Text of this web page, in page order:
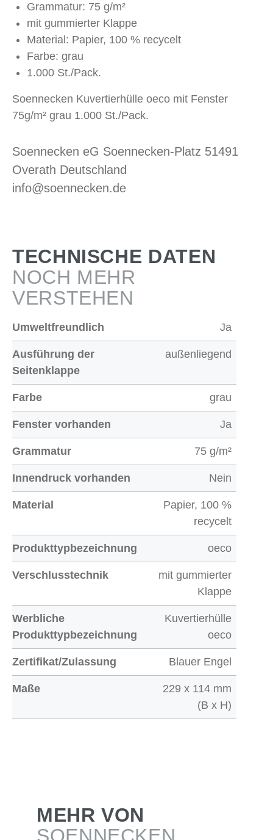
Grammatur: 75 g/m²
mit gummierter Klappe
Material: Papier, 100 % recycelt
Farbe: grau
1.000 St./Pack.
Soennecken Kuvertierhülle oeco mit Fenster
75g/m² grau 1.000 St./Pack.
Soennecken eG Soennecken-Platz 51491
Overath Deutschland
info@soennecken.de
TECHNISCHE DATEN
NOCH MEHR
VERSTEHEN
Umweltfreundlich Ja
Ausführung der
Seitenklappe
außenliegend
Farbe grau
Fenster vorhanden Ja
Grammatur 75 g/m²
Innendruck vorhanden Nein
Material
Papier, 100 %
recycelt
Produkttypbezeichnung oeco
Verschlusstechnik
mit gummierter
Klappe
Werbliche
Produkttypbezeichnung
Kuvertierhülle
oeco
Zertifikat/Zulassung Blauer Engel
Maße
229 x 114 mm
(B x H)
MEHR VON